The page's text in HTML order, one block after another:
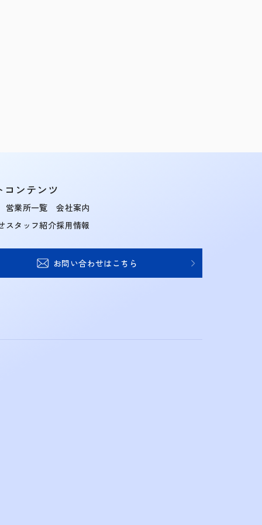
コンテンツ
営業所一覧
スタッフ紹介
会社案内
採用情報
お問い合わせはこちら